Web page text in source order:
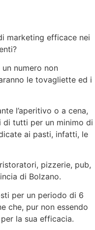
marketing efficace nei
numero non
le tovagliette ed i
l’aperitivo o a cena,
di tutti per un minimo di
ai pasti, infatti, le
pizzerie, pub,
di Bolzano.
per un periodo di 6
che, pur non essendo
la sua efficacia.